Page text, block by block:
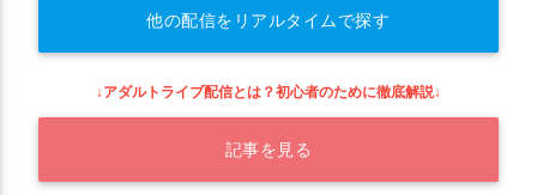
他の配信をリアルタイムで探す
↓アダルトライブ配信とは？初心者のために徹底解説↓
記事を見る